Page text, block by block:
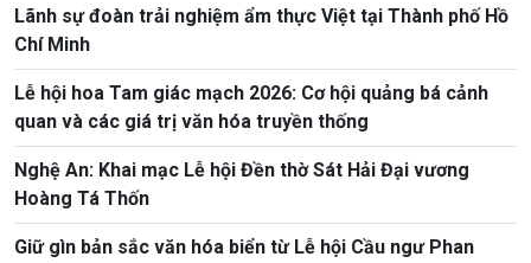
Lãnh sự đoàn trải nghiệm ẩm thực Việt tại Thành phố Hồ
Chí Minh
Lễ hội hoa Tam giác mạch 2026: Cơ hội quảng bá cảnh
quan và các giá trị văn hóa truyền thống
Nghệ An: Khai mạc Lễ hội Đền thờ Sát Hải Đại vương
Hoàng Tá Thốn
Giữ gìn bản sắc văn hóa biển từ Lễ hội Cầu ngư Phan